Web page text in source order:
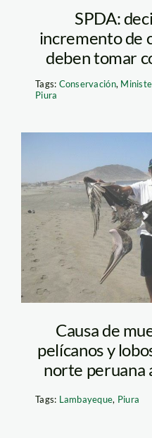
SPDA:
incremento de
deben tomar
Tags: Conservación,
Piura
en
Causa de
pelícanos y
norte peruana
Tags: Lambayeque, Piura